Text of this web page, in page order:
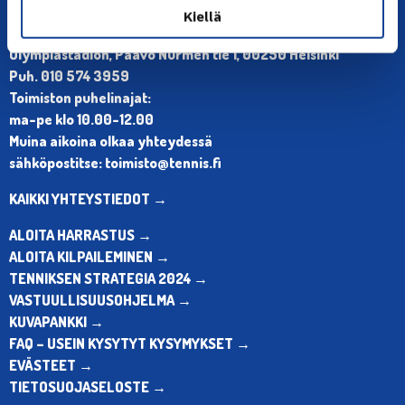
Kiellä
Olympiastadion, Paavo Nurmen tie 1, 00250 Helsinki
Puh. 010 574 3959
Toimiston puhelinajat:
ma-pe klo 10.00-12.00
Muina aikoina olkaa yhteydessä
sähköpostitse: toimisto@tennis.fi
KAIKKI YHTEYSTIEDOT →
ALOITA HARRASTUS →
ALOITA KILPAILEMINEN →
TENNIKSEN STRATEGIA 2024 →
VASTUULLISUUSOHJELMA →
KUVAPANKKI →
FAQ – USEIN KYSYTYT KYSYMYKSET →
EVÄSTEET →
TIETOSUOJASELOSTE →